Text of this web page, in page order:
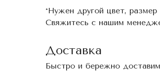
*Нужен другой цвет, размер
Свяжитесь с нашим
Доставка
Быстро и бережно